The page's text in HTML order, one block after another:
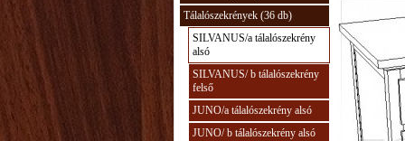
Tálalószekrények (36 db)
SILVANUS/a tálalószekrény
alsó
SILVANUS/ b tálalószekrény
felső
JUNO/a tálalószekrény alsó
JUNO/ b tálalószekrény alsó